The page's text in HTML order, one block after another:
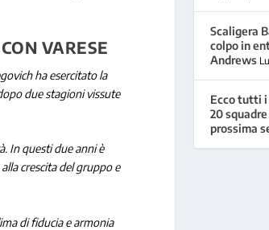
VARESE
ha esercitato la
due stagioni vissute
In questi due anni è
crescita del gruppo e
di fiducia e armonia
Scaligera
colpo in
Andrews
Ecco tutti
20
prossima